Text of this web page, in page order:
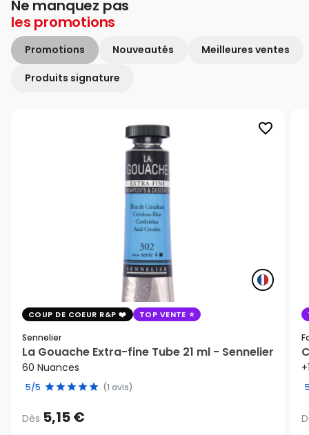
Ne manquez pas
les promotions
Promotions Nouveautés Meilleures ventes
Produits signature
favorite_border
COUP DE COEUR R&P TOP VENTE
Sennelier
La Gouache Extra-fine Tube 21 ml - Sennelier
60 Nuances
5/5 (1 avis)
Dès 5,15 €